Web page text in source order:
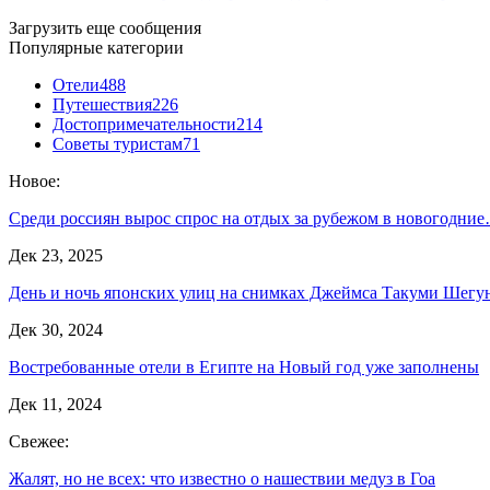
Загрузить еще сообщения
Популярные категории
Отели488
Путешествия226
Достопримечательности214
Советы туристам71
Новое:
Среди россиян вырос спрос на отдых за рубежом в
Дек 23, 2025
День и ночь японских улиц на снимках Джеймса Такуми
Дек 30, 2024
Востребованные отели в Египте на Новый год уже заполнены
Дек 11, 2024
Свежее:
Жалят, но не всех: что известно о нашествии медуз в Гоа